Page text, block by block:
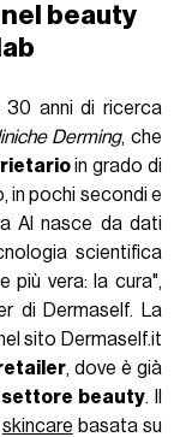
beauty
anni di ricerca
Derming, che
in grado di
in pochi secondi e
AI nasce da dati
scientifica
più vera: la cura",
di Dermaself. La
sito Dermaself.it
, dove è già
settore beauty. Il
skincare basata su